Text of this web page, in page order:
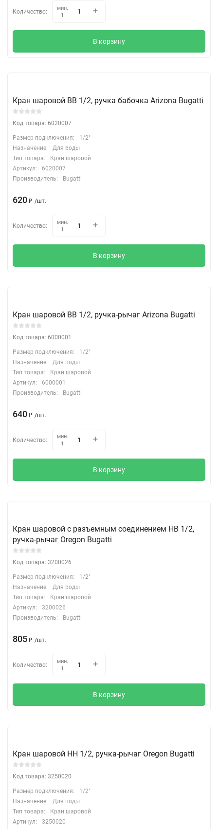
Количество:
мин.
1
В корзину
Кран шаровой ВВ 1/2, ручка бабочка Arizona Bugatti
Код товара: 6020007
Размер подключения:
1/2"
Назначение:
Для воды
Тип товара:
Кран шаровой
Артикул:
6020007
Производитель:
Bugatti
620 ₽ /шт.
Количество:
мин.
1
В корзину
Кран шаровой ВВ 1/2, ручка-рычаг Arizona Bugatti
Код товара: 6000001
Размер подключения:
1/2"
Назначение:
Для воды
Тип товара:
Кран шаровой
Артикул:
6000001
Производитель:
Bugatti
640 ₽ /шт.
Количество:
мин.
1
В корзину
Кран шаровой с разъемным соединением НВ 1/2,
ручка-рычаг Oregon Bugatti
Код товара: 3200026
Размер подключения:
1/2"
Назначение:
Для воды
Тип товара:
Кран шаровой
Артикул:
3200026
Производитель:
Bugatti
805 ₽ /шт.
Количество:
мин.
1
В корзину
Кран шаровой НН 1/2, ручка-рычаг Oregon Bugatti
Код товара: 3250020
Размер подключения:
1/2"
Назначение:
Для воды
Тип товара:
Кран шаровой
Артикул:
3250020